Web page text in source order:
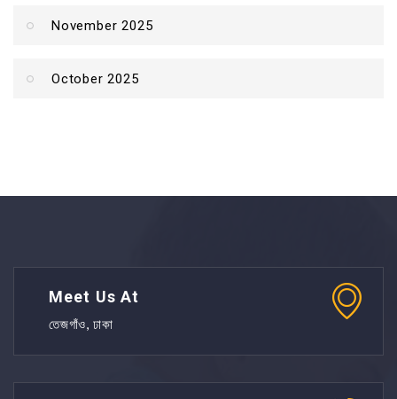
November 2025
October 2025
Meet Us At
তেজগাঁও, ঢাকা